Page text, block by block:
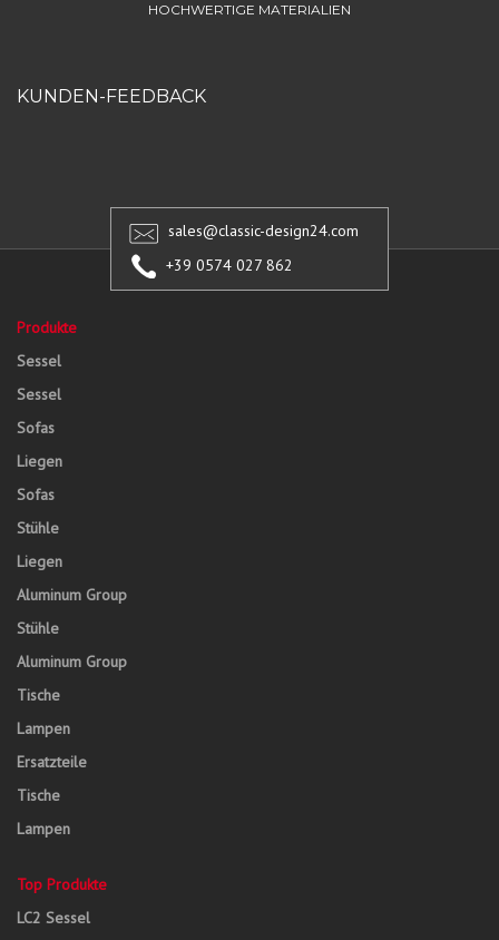
HOCHWERTIGE MATERIALIEN
KUNDEN-FEEDBACK
sales@classic-design24.com
+39 0574 027 862
Produkte
Sessel
Sessel
Sofas
Liegen
Sofas
Stühle
Liegen
Aluminum Group
Stühle
Aluminum Group
Tische
Lampen
Ersatzteile
Tische
Lampen
Top Produkte
LC2 Sessel